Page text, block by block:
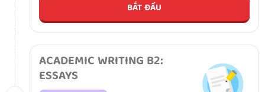
BẮT ĐẦU
ACADEMIC WRITING B2:
ESSAYS